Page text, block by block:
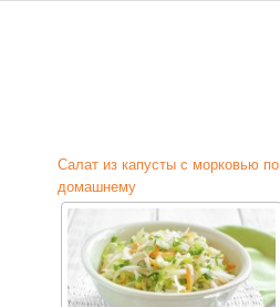
Салат из капусты с морковью по
домашнему